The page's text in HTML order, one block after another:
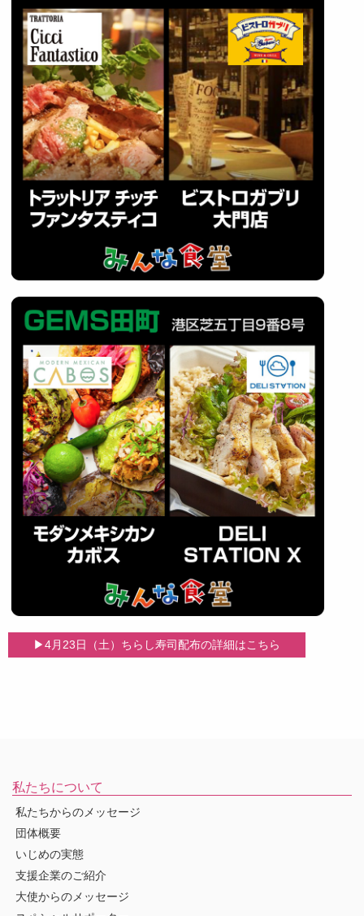
4月23日（土）ちらし寿司配布の詳細はこちら
私たちについて
私たちからのメッセージ
団体概要
いじめの実態
支援企業のご紹介
大使からのメッセージ